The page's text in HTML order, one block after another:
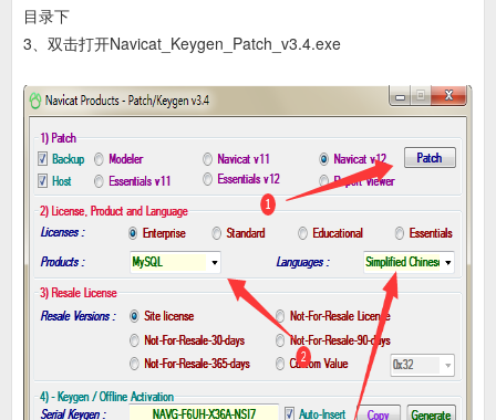
目录下
3、双击打开Navicat_Keygen_Patch_v3.4.exe